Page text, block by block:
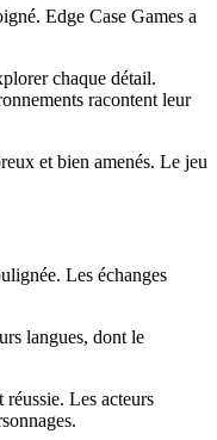
Edge Case Games a
chaque détail.
racontent leur
et bien amenés. Le jeu
Les échanges
langues, dont le
Les acteurs